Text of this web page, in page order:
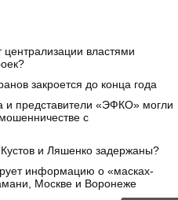
властями
закроется до конца года
и представители «ЭФКО» могли
с
и Ляшенко задержаны?
информацию о «масках-
Москве и Воронеже